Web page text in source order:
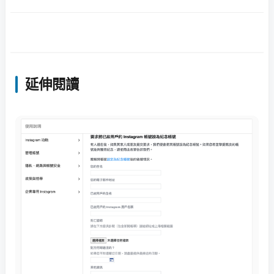
延伸閱讀